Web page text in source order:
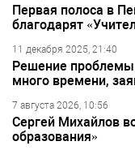
Первая полоса в
благодарят
11 декабря 2025, 21:40
Решение проблемы
много времени,
7 августа 2026, 10:56
Сергей Михайлов
образования»